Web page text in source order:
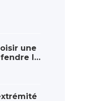
une
le
est de
ce